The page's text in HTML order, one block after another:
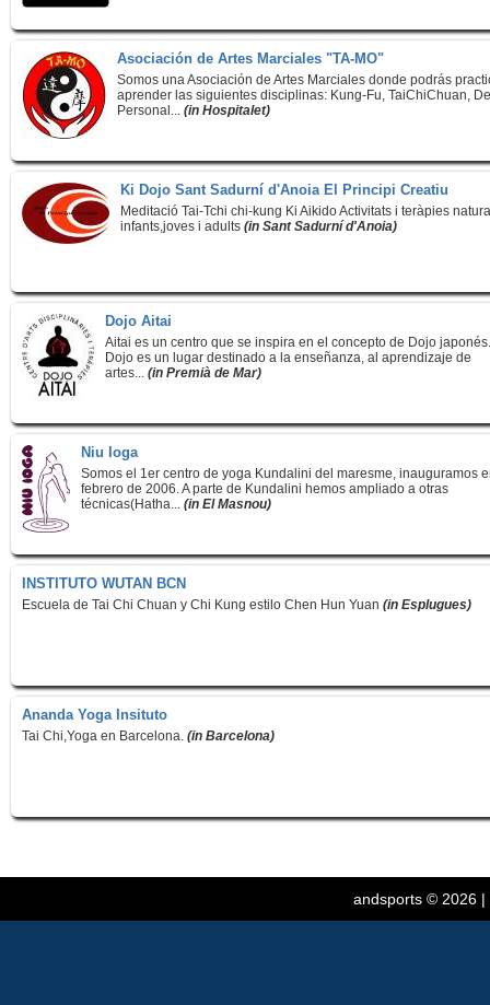
Asociación de Artes Marciales "TA-MO"
Somos una Asociación de Artes Marciales donde podrás
aprender las siguientes disciplinas: Kung-Fu, TaiChiChuan,
Personal... (in Hospitalet)
Ki Dojo Sant Sadurní d'Anoia El Principi Creatiu
Meditació Tai-Tchi chi-kung Ki Aikido Activitats i teràpies
infants,joves i adults (in Sant Sadurní d'Anoia)
Dojo Aitai
Aitai es un centro que se inspira en el concepto de Dojo
Dojo es un lugar destinado a la enseñanza, al aprendizaje de
artes... (in Premià de Mar)
Niu Ioga
Somos el 1er centro de yoga Kundalini del maresme, inauguramos
febrero de 2006. A parte de Kundalini hemos ampliado a otras
técnicas(Hatha... (in El Masnou)
INSTITUTO WUTAN BCN
Escuela de Tai Chi Chuan y Chi Kung estilo Chen Hun Yuan (in Esplugues)
Ananda Yoga Insituto
Tai Chi,Yoga en Barcelona. (in Barcelona)
andsports© 2026 |